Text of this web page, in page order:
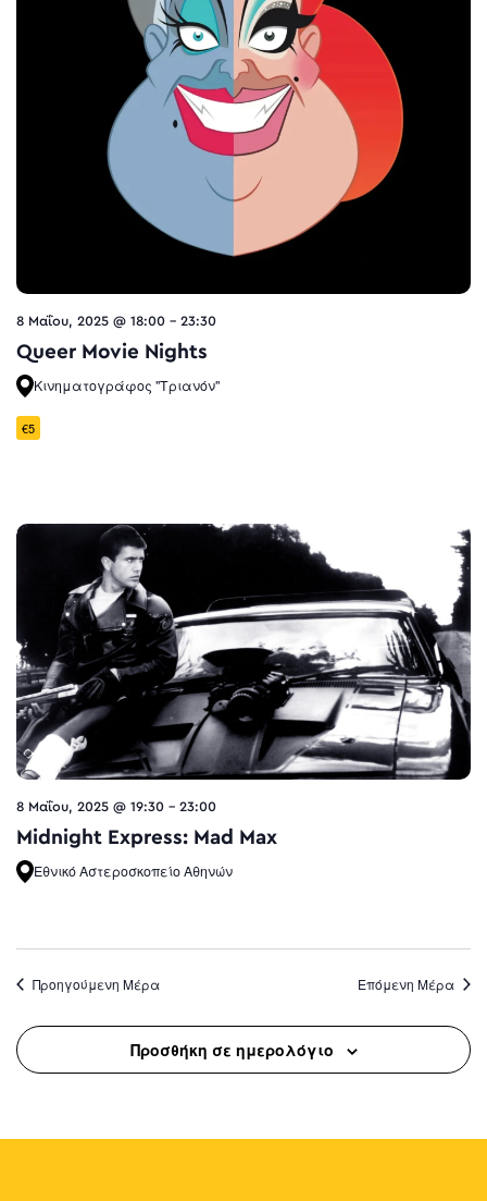
8 Μαΐου, 2025 @ 18:00 - 23:30
Queer Movie Nights
Κινηματογράφος "Τριανόν"
€5
8 Μαΐου, 2025 @ 19:30 - 23:00
Midnight Express: Μad Μax
Εθνικό Αστεροσκοπείο Αθηνών
Προηγούμενη Μέρα Επόμενη Μέρα
Προσθήκη σε ημερολόγιο